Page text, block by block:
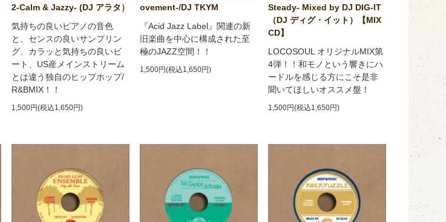
2-Calm & Jazzy- (DJ アラタ）
気持ちの良いピアノの音色
と、センスの良いサンプリン
グ、カラッと気持ちの良いビ
ート、US産メインストリーム
とは違う独自のヒップホップ/
R&BMIX！！
1,500円(税込1,650円)
ovement-/DJ TKYM
『Acid Jazz Label』関連の新
旧楽曲を中心に構成された至
極のJAZZ空間！！
1,500円(税込1,650円)
Steady- Mixed by DJ DIG-IT
（DJ ディグ・イット）【MIX
CD】
LOCOSOUL オリジナルMIX第
4弾！！和モノという響きにハ
ードルを感じる方にこそ是非
聞いてほしいオススメ盤！
1,500円(税込1,650円)